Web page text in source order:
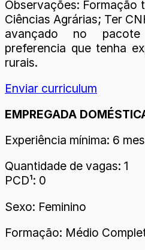
Observações: Formação
Ciências Agrárias; Ter
avançado no
preferencia que tenha
rurais.
Enviar curriculum
EMPREGADA
Experiência mínima: 6
Quantidade de vagas: 1
PCD¹: 0
Sexo: Feminino
Formação: Médio